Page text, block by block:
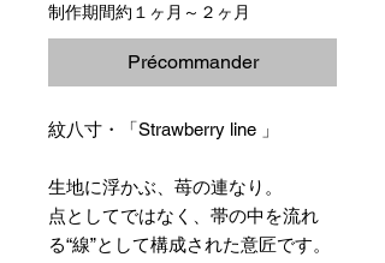
制作期間約１ヶ月～２ヶ月
Précommander
紋八寸・「Strawberry line 」
生地に浮かぶ、苺の連なり。
点としてではなく、帯の中を流れ
る“線”として構成された意匠です。